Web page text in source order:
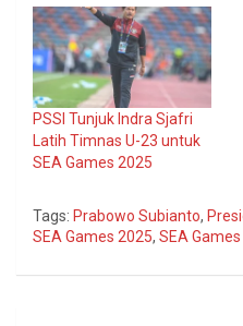
PSSI Tunjuk Indra Sjafri
Latih Timnas U-23 untuk
SEA Games 2025
Tags: Prabowo Subianto,
SEA Games 2025, SEA